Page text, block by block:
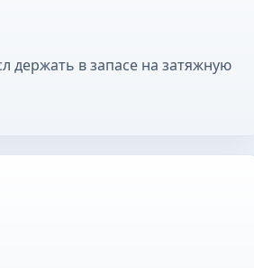
держать в запасе на затяжную